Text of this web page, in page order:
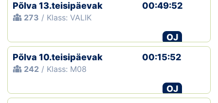
Põlva 13.teisipäevak
273 / Klass: VALIK
00:49:52
OJ
Põlva 10.teisipäevak
242 / Klass: M08
00:15:52
OJ